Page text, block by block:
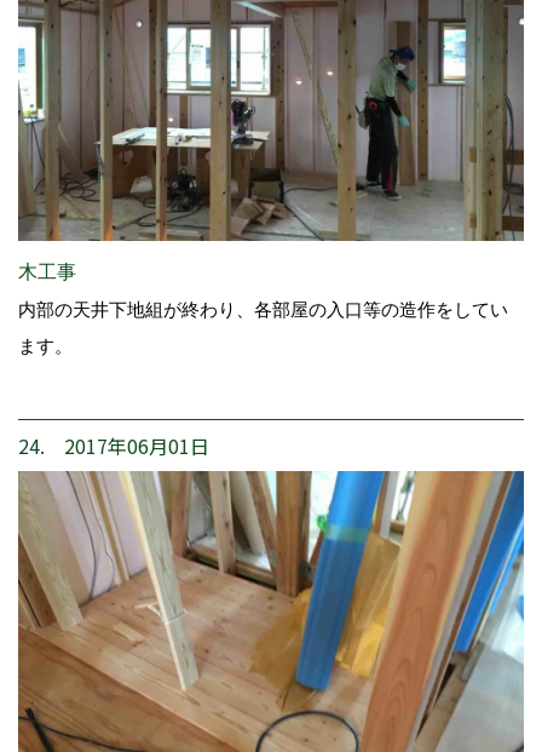
木工事
内部の天井下地組が終わり、各部屋の入口等の造作をしてい
ます。
24. 2017年06月01日